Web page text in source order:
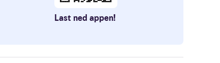
Last ned appen!